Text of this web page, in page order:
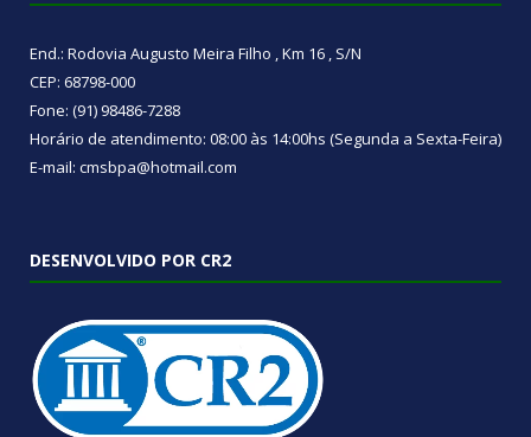
End.: Rodovia Augusto Meira Filho , Km 16 , S/N
CEP: 68798-000
Fone: (91) 98486-7288
Horário de atendimento: 08:00 às 14:00hs (Segunda a Sexta-Feira)
E-mail: cmsbpa@hotmail.com
DESENVOLVIDO POR CR2